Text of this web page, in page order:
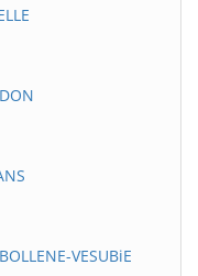
VESUBiE